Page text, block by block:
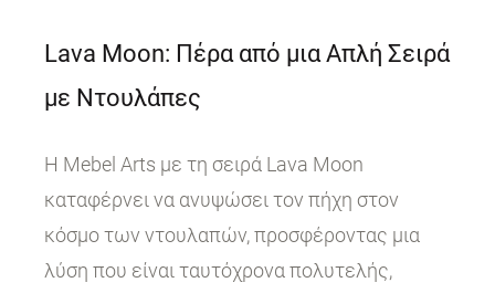
Lava Moon: Πέρα από μια Απλή Σειρά
με Ντουλάπες
Η Mebel Arts με τη σειρά Lava Moon
καταφέρνει να ανυψώσει τον πήχη στον
κόσμο των ντουλαπών, προσφέροντας μια
λύση που είναι ταυτόχρονα πολυτελής,